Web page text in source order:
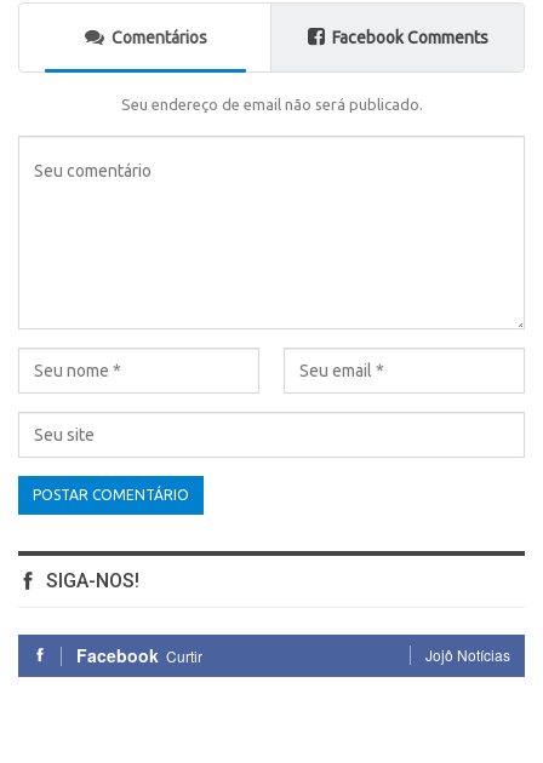
Comentários Facebook Comments
Seu endereço de email não será publicado.
SIGA-NOS!
Facebook Curtir Jojô Notícias